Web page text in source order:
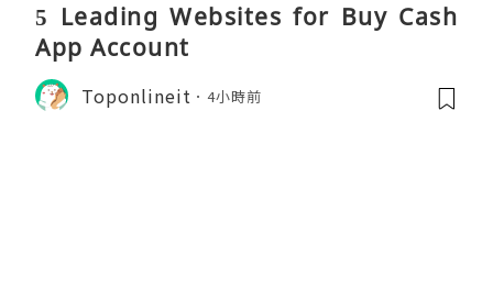
5 Leading Websites for Buy Cash
App Account
Toponlineit 4小時前